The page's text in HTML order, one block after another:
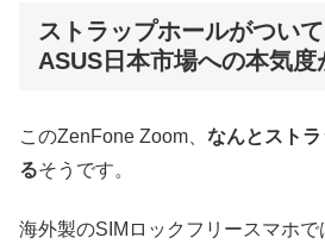
ストラップホールがつい
ASUS日本市場への本気度
このZenFone Zoom、 なんとスト
るそうです。
海外製のSIMロックフリースマホ